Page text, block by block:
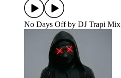
No Days Off by DJ Trapi Mix